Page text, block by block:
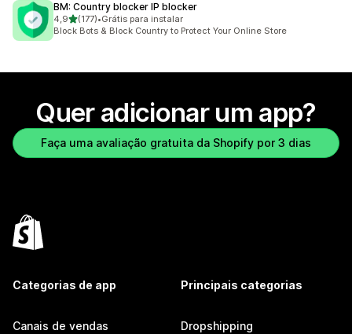
BM: Country blocker IP blocker
4,9de 5 estrelas
(177)
177 avaliações ao todo
•Grátis para instalar
Block Bots & Block Country to Protect Your Online Store
Quer adicionar um app?
Faça uma avaliação gratuita da Shopify por 3 dias
Categorias de app
Canais de vendas
Principais categorias
Dropshipping